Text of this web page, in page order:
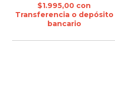
$1.995,00 con
Transferencia o depósito
bancario